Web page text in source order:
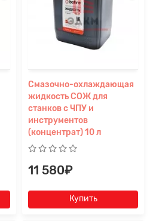
Смазочно-охлаждающая
жидкость СОЖ для
станков с ЧПУ и
инструментов
(концентрат) 10 л
11 580₽
Купить